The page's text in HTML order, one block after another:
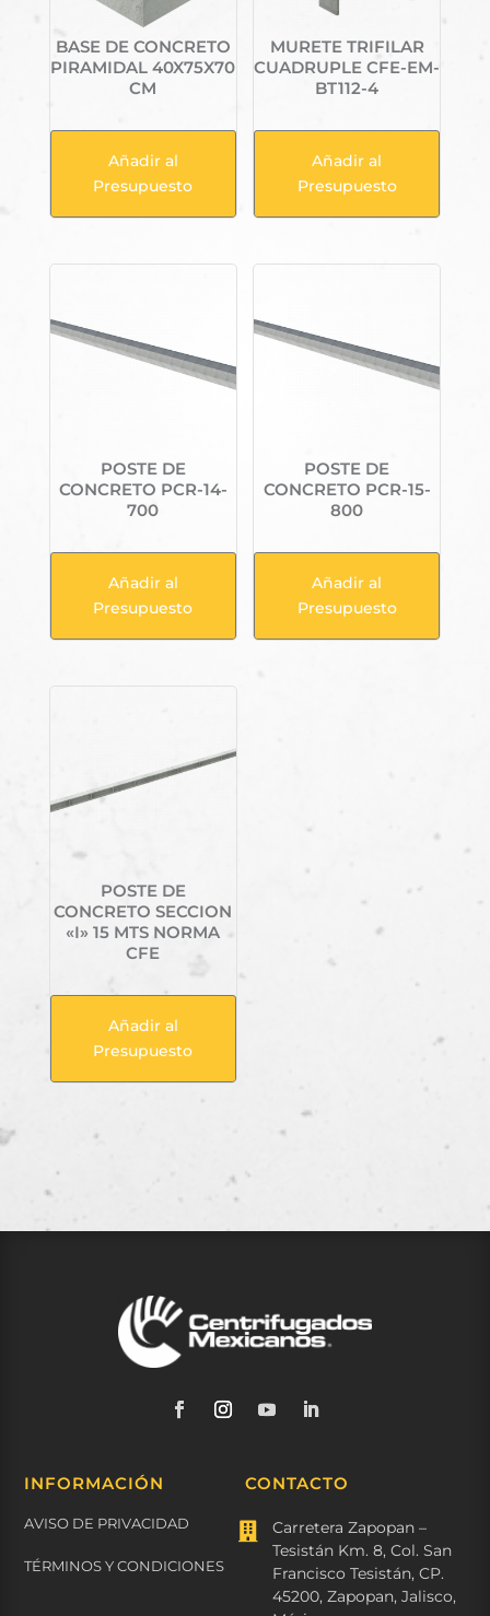
BASE DE CONCRETO
PIRAMIDAL 40X75X70
CM
Añadir al
Presupuesto
MURETE TRIFILAR
CUADRUPLE CFE-EM-
BT112-4
Añadir al
Presupuesto
POSTE DE
CONCRETO PCR-14-
700
Añadir al
Presupuesto
POSTE DE
CONCRETO PCR-15-
800
Añadir al
Presupuesto
POSTE DE
CONCRETO SECCION
«I» 15 MTS NORMA
CFE
Añadir al
Presupuesto
INFORMACIÓN
AVISO DE PRIVACIDAD
TÉRMINOS Y CONDICIONES
CONTACTO

Carretera Zapopan –
Tesistán Km. 8, Col. San
Francisco Tesistán, CP.
45200, Zapopan, Jalisco,